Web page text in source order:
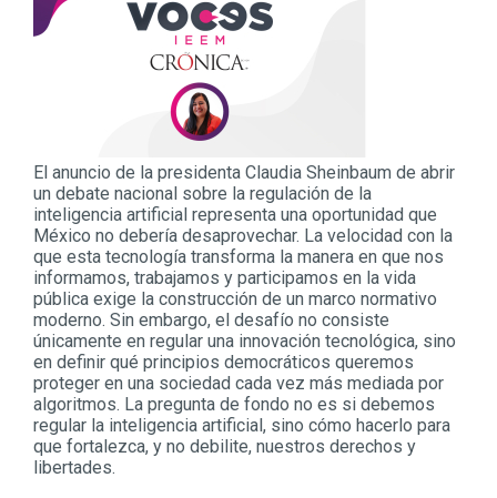
El anuncio de la presidenta Claudia Sheinbaum de abrir
un debate nacional sobre la regulación de la
inteligencia artificial representa una oportunidad que
México no debería desaprovechar. La velocidad con la
que esta tecnología transforma la manera en que nos
informamos, trabajamos y participamos en la vida
pública exige la construcción de un marco normativo
moderno. Sin embargo, el desafío no consiste
únicamente en regular una innovación tecnológica, sino
en definir qué principios democráticos queremos
proteger en una sociedad cada vez más mediada por
algoritmos. La pregunta de fondo no es si debemos
regular la inteligencia artificial, sino cómo hacerlo para
que fortalezca, y no debilite, nuestros derechos y
libertades.